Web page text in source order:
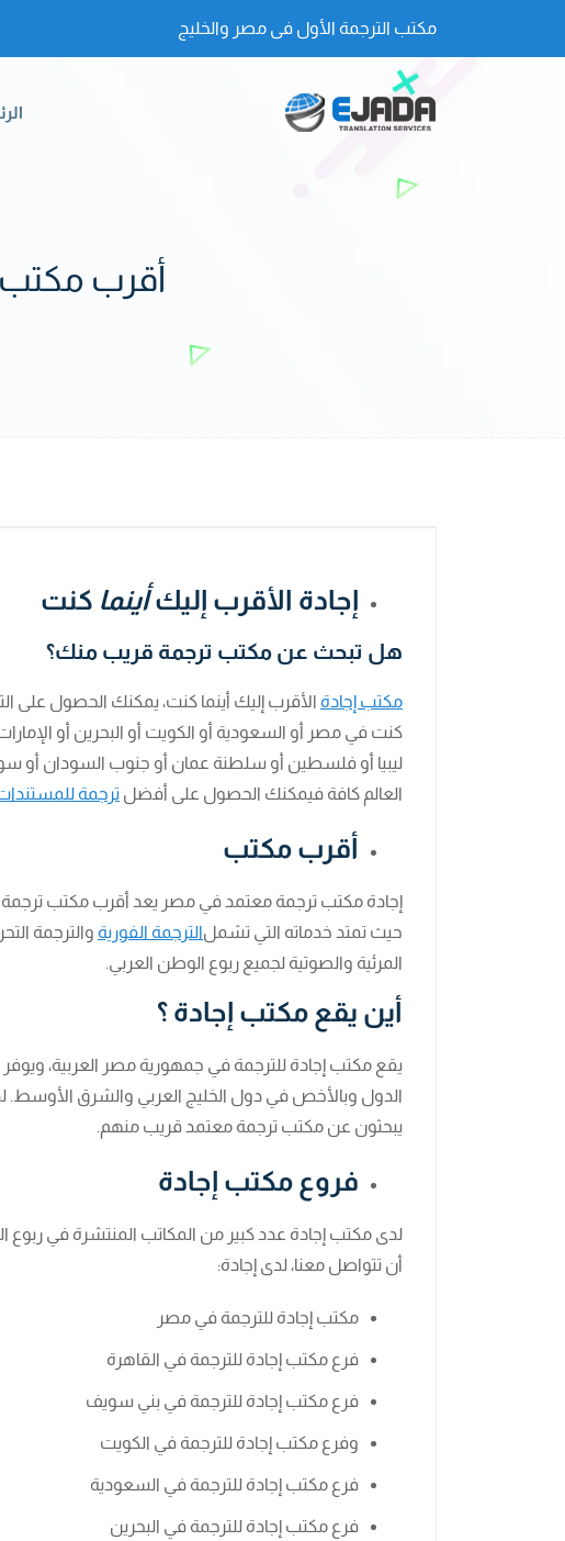
مكتب الترجمة الأول فى مصر والخليج
أقرب مكتب
إجادة الأقرب إليكأينما كنت
هل تبحث عن مكتب ترجمة قريب منك؟
مكتب إجادة الأقرب إليك أينما كنت، يمكنك الحصول على
كنت في مصر أو السعودية أو الكويت أو البحرين أو الإمارات
ليبيا أو فلسطين أو سلطنة عمان أو جنوب السودان أو
العالم كافة فيمكنك الحصول على أفضل ترجمة
أقرب مكتب
إجادة مكتب ترجمة معتمد في مصر يعد أقرب مكتب
حيث تمتد خدماته التي تشملالترجمة الفورية والترجمة
المرئية والصوتية لجميع ربوع الوطن العربي.
أين يقع مكتب إجادة ؟
يقع مكتب إجادة للترجمة في جمهورية مصر العربية،
الدول وبالأخص في دول الخليج العربي والشرق الأوسط. لذا
يبحثون عن مكتب ترجمة معتمد قريب منهم.
فروع مكتب إجادة
لدى مكتب إجادة عدد كبير من المكاتب المنتشرة في ربوع
أن تتواصل معنا، لدى إجادة:
مكتب إجادة للترجمة في مصر
فرع مكتب إجادة للترجمة في القاهرة
فرع مكتب إجادة للترجمة في بني سويف
وفرع مكتب إجادة للترجمة في الكويت
فرع مكتب إجادة للترجمة في السعودية
فرع مكتب إجادة للترجمة في البحرين